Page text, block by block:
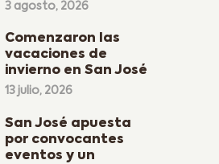
3 agosto, 2026
Comenzaron las
vacaciones de
invierno en San José
13 julio, 2026
San José apuesta
por convocantes
eventos y un